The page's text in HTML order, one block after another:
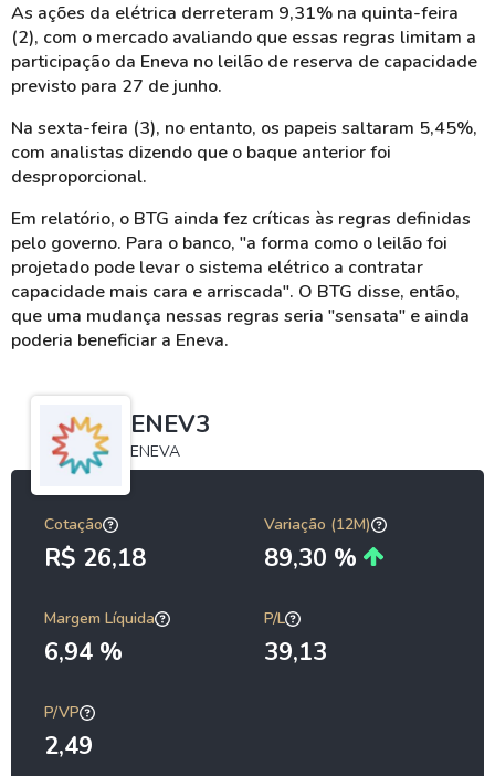
As ações da elétrica derreteram 9,31% na quinta-feira
(2), com o mercado avaliando que essas regras limitam a
participação da Eneva no leilão de reserva de capacidade
previsto para 27 de junho.
Na sexta-feira (3), no entanto, os papeis saltaram 5,45%,
com analistas dizendo que o baque anterior foi
desproporcional.
Em relatório, o BTG ainda fez críticas às regras definidas
pelo governo. Para o banco, "a forma como o leilão foi
projetado pode levar o sistema elétrico a contratar
capacidade mais cara e arriscada". O BTG disse, então,
que uma mudança nessas regras seria "sensata" e ainda
poderia beneficiar a Eneva.
ENEV3
ENEVA
Cotação
R$ 26,18
Variação (12M)
89,30 %
Margem Líquida
6,94 %
P/L
39,13
P/VP
2,49